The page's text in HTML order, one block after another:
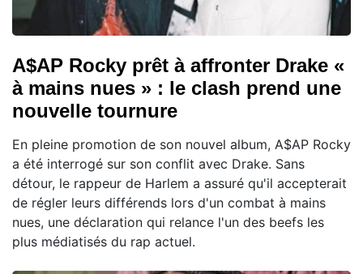
A$AP Rocky prêt à affronter Drake «
à mains nues » : le clash prend une
nouvelle tournure
En pleine promotion de son nouvel album, A$AP Rocky
a été interrogé sur son conflit avec Drake. Sans
détour, le rappeur de Harlem a assuré qu'il accepterait
de régler leurs différends lors d'un combat à mains
nues, une déclaration qui relance l'un des beefs les
plus médiatisés du rap actuel.